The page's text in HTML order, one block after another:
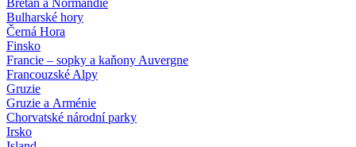
Bretaň a Normandie
Bulharské hory
Černá Hora
Finsko
Francie – sopky a kaňony Auvergne
Francouzské Alpy
Gruzie
Gruzie a Arménie
Chorvatské národní parky
Irsko